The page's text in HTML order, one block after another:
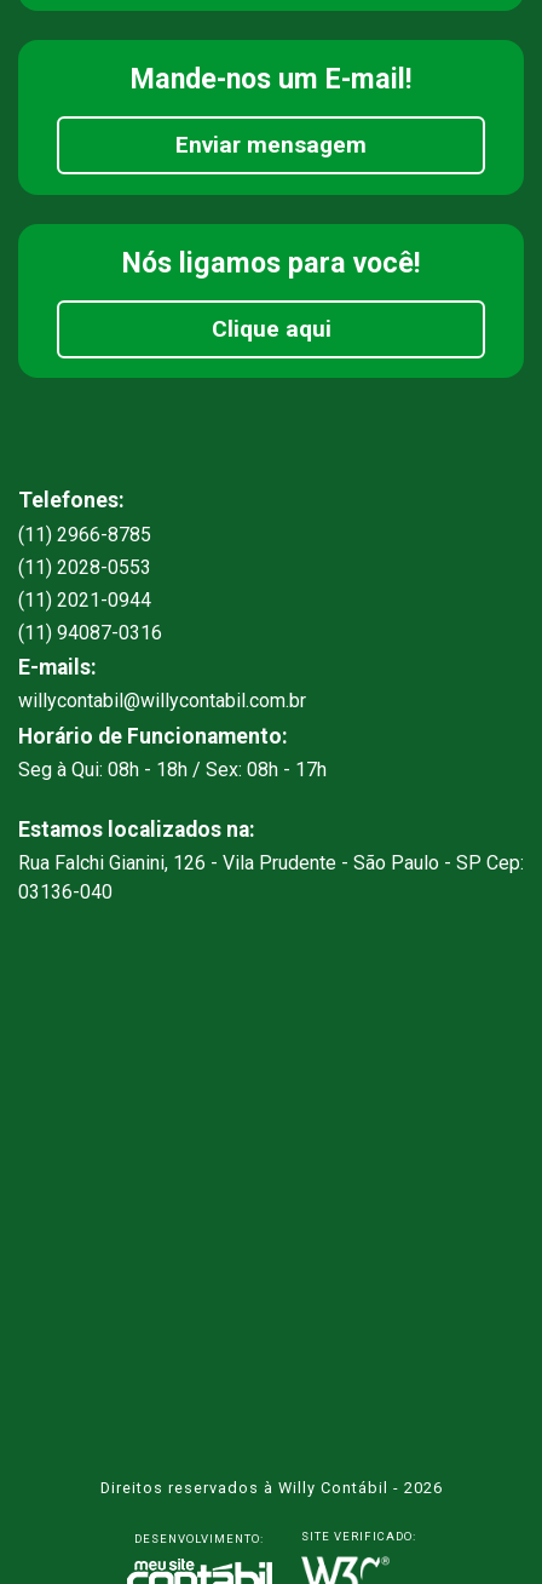
Mande-nos um E-mail!
Enviar mensagem
Nós ligamos para você!
Clique aqui
Telefones:
(11) 2966-8785
(11) 2028-0553
(11) 2021-0944
(11) 94087-0316
E-mails:
willycontabil@willycontabil.com.br
Horário de Funcionamento:
Seg à Qui: 08h - 18h / Sex: 08h - 17h
Estamos localizados na:
Rua Falchi Gianini, 126 - Vila Prudente - São Paulo - SP Cep:
03136-040
Direitos reservados à Willy Contábil - 2026
DESENVOLVIMENTO: SITE VERIFICADO: